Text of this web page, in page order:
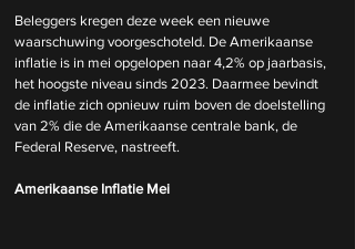
Beleggers kregen deze week een nieuwe
waarschuwing voorgeschoteld. De Amerikaanse
inflatie is in mei opgelopen naar 4,2% op jaarbasis,
het hoogste niveau sinds 2023. Daarmee bevindt
de inflatie zich opnieuw ruim boven de doelstelling
van 2% die de Amerikaanse centrale bank, de
Federal Reserve, nastreeft.
Amerikaanse Inflatie Mei